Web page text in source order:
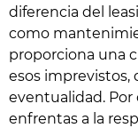
diferencia del
como
proporciona una
esos
eventualidad. Por
enfrentas a la